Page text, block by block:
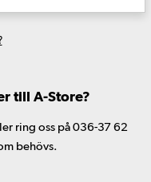
till A-Store?
ring oss på 036-37 62
behövs.